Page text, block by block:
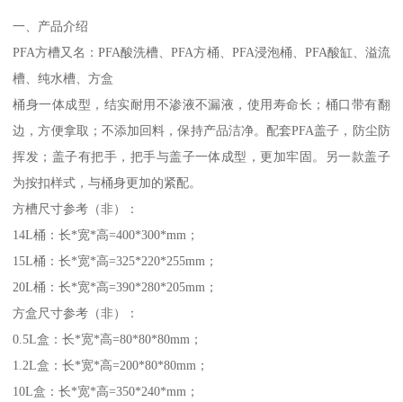
一、产品介绍
PFA方槽又名：PFA酸洗槽、PFA方桶、PFA浸泡桶、PFA酸缸、溢流
槽、纯水槽、方盒
桶身一体成型，结实耐用不渗液不漏液，使用寿命长；桶口带有翻
边，方便拿取；不添加回料，保持产品洁净。配套PFA盖子，防尘防
挥发；盖子有把手，把手与盖子一体成型，更加牢固。另一款盖子
为按扣样式，与桶身更加的紧配。
方槽尺寸参考（非）：
14L桶：长*宽*高=400*300*mm；
15L桶：长*宽*高=325*220*255mm；
20L桶：长*宽*高=390*280*205mm；
方盒尺寸参考（非）：
0.5L盒：长*宽*高=80*80*80mm；
1.2L盒：长*宽*高=200*80*80mm；
10L盒：长*宽*高=350*240*mm；